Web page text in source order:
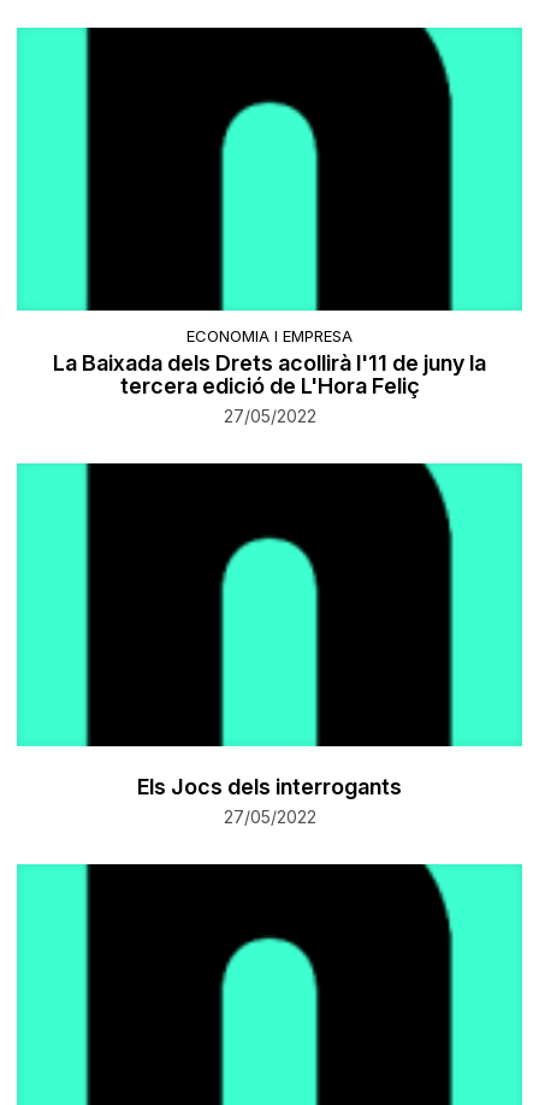
ECONOMIA I EMPRESA
La Baixada dels Drets acollirà l'11 de juny la
tercera edició de L'Hora Feliç
27/05/2022
Els Jocs dels interrogants
27/05/2022